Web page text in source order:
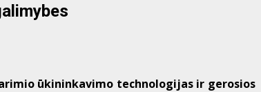
ūkininkavimo technologijas ir gerosios